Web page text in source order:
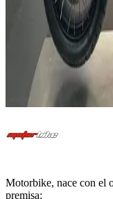
cc
Contado
8999 €
Financiado
/mes
Ver Todas las Motos
Motorbike, nace con el
premisa: